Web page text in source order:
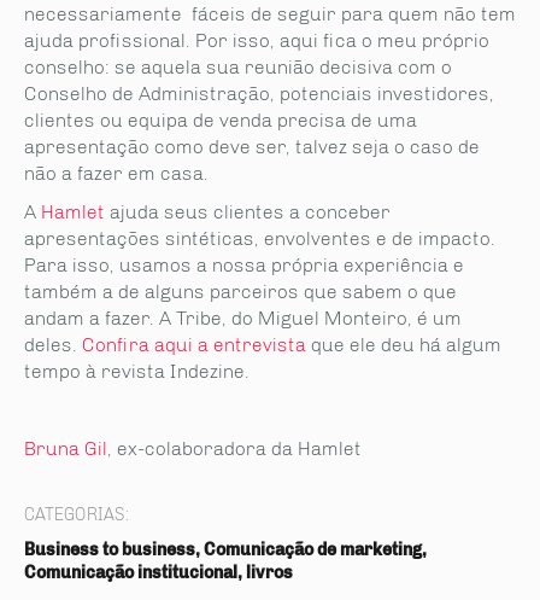
necessariamente fáceis de seguir para quem não tem
ajuda profissional. Por isso, aqui fica o meu próprio
conselho: se aquela sua reunião decisiva com o
Conselho de Administração, potenciais investidores,
clientes ou equipa de venda precisa de uma
apresentação como deve ser, talvez seja o caso de
não a fazer em casa.
A Hamlet ajuda seus clientes a conceber
apresentações sintéticas, envolventes e de impacto.
Para isso, usamos a nossa própria experiência e
também a de alguns parceiros que sabem o que
andam a fazer. A Tribe, do Miguel Monteiro, é um
deles. Confira aqui a entrevista que ele deu há algum
tempo à revista Indezine.
Bruna Gil, ex-colaboradora da Hamlet
CATEGORIAS:
Business to business, Comunicação de marketing,
Comunicação institucional, livros